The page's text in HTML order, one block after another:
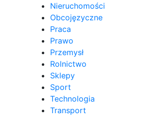
Nieruchomości
Obcojęzyczne
Praca
Prawo
Przemysł
Rolnictwo
Sklepy
Sport
Technologia
Transport